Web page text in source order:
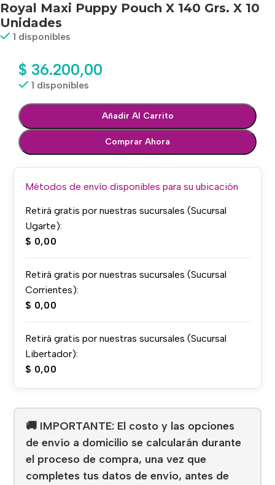
Royal Maxi Puppy Pouch X 140 Grs. X 10
Unidades
1 disponibles
$ 36.200,00
1 disponibles
Añadir Al Carrito
Comprar Ahora
Métodos de envío disponibles para su ubicación
Retirá gratis por nuestras sucursales (Sucursal
Ugarte):
$ 0,00
Retirá gratis por nuestras sucursales (Sucursal
Corrientes):
$ 0,00
Retirá gratis por nuestras sucursales (Sucursal
Libertador):
$ 0,00
🚚 IMPORTANTE: El costo y las opciones
de envío a domicilio se calcularán durante
el proceso de compra, una vez que
completes tus datos de envío, antes de